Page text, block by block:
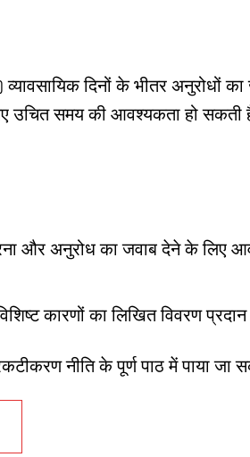
दिनों के भीतर अनुरोधों
उचित समय की आवश्यकता हो सकती
और अनुरोध का जवाब देने के लिए
कारणों का लिखित विवरण
नीति के पूर्ण पाठ में पाया जा